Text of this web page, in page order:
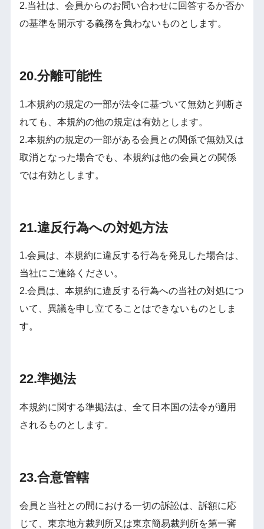
2.当社は、会員からのお問い合わせに回答するか否か
の基準を開示する義務を負わないものとします。
20.分離可能性
1.本規約の規定の一部が法令に基づいて無効と判断さ
れても、本規約の他の規定は有効とします。
2.本規約の規定の一部がある会員との関係で無効又は
取消となった場合でも、本規約は他の会員との関係
では有効とします。
21.違反行為への対処方法
1.会員は、本規約に違反する行為を発見した場合は、
当社にご連絡ください。
2.会員は、本規約に違反する行為への当社の対処につ
いて、異議を申し立てることはできないものとしま
す。
22.準拠法
本規約に関する準拠法は、全て日本国の法令が適用
されるものとします。
23.合意管轄
会員と当社との間における一切の訴訟は、訴額に応
じて、東京地方裁判所又は東京簡易裁判所を第一審